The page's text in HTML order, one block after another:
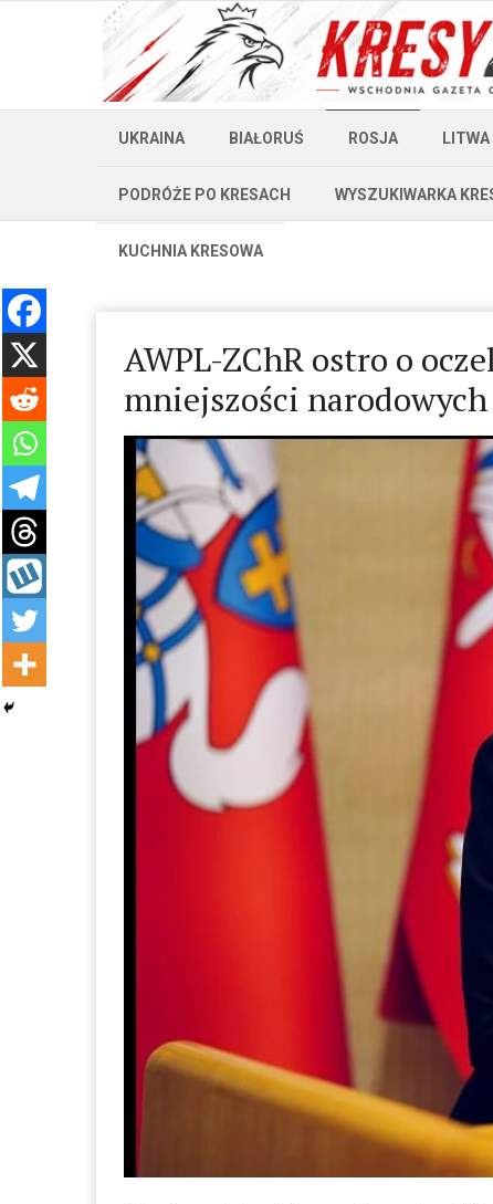
UKRAINA BIAŁORUŚ ROSJA LITWA
PODRÓŻE PO KRESACH WYSZUKIWARKA
KUCHNIA KRESOWA
AWPL-ZChR ostro o
mniejszości narodowych